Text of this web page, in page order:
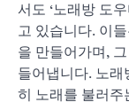
서도 ‘노래방 도
고 있습니다. 이
을 만들어가며,
들어냅니다. 노
히 노래를 불러